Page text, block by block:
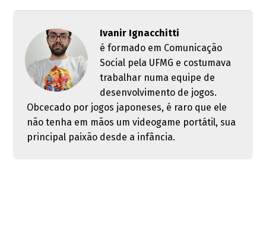
Ivanir Ignacchitti
é formado em Comunicação
Social pela UFMG e costumava
trabalhar numa equipe de
desenvolvimento de jogos.
Obcecado por jogos japoneses, é raro que ele
não tenha em mãos um videogame portátil, sua
principal paixão desde a infância.